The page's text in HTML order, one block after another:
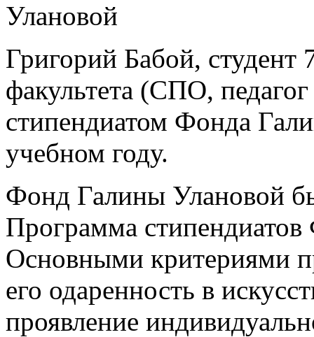
Улановой
Григорий Бабой, студент
факультета (СПО,
стипендиатом Фонда
учебном году.
Фонд Галины Улановой
Программа стипендиатов
Основными критериями
его одаренность в
проявление